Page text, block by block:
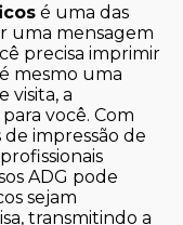
é uma das
uma mensagem
precisa imprimir
mesmo uma
visita, a
você. Com
impressão de
ADG pode
sejam
transmitindo a